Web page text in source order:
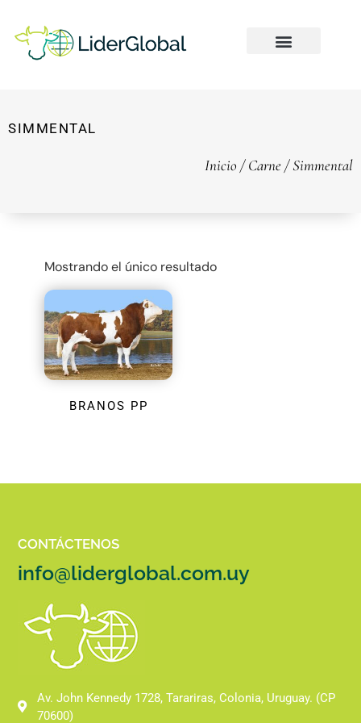
SIMMENTAL
Inicio /Carne / Simmental
Mostrando el único resultado
BRANOS PP
CONTÁCTENOS
info@liderglobal.com.uy
Av. John Kennedy 1728, Tarariras, Colonia, Uruguay. (CP
70600)